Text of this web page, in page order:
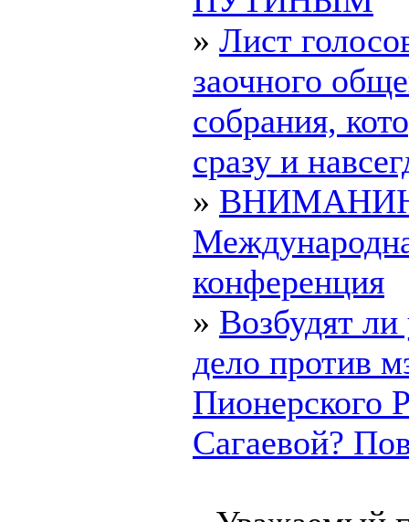
» Лист
заочного
собрания,
сразу и
»
конференция
» Возбудят ли
дело против
Пионерского
Сагаевой?